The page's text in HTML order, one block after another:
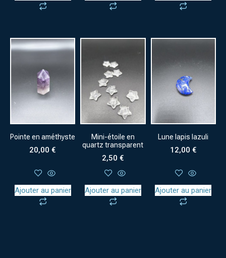
Pointe en améthyste
20,00€
Ajouter au panier
Mini-étoile en
quartz transparent
2,50 €
Ajouter au panier
Lune lapis lazuli
12,00 €
Ajouter au panier